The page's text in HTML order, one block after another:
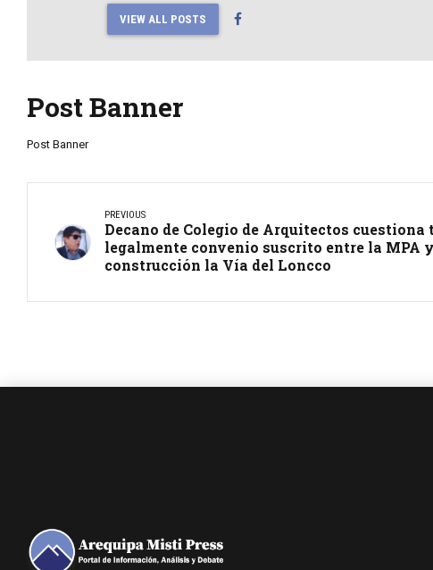
VIEW ALL POSTS
Post Banner
Post Banner
PREVIOUS
Decano de Colegio de Arquitectos cuestiona
legalmente convenio suscrito entre la MPA
construcción la Vía del Loncco